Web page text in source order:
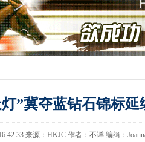
”冀夺蓝钻石锦标延
来源：HKJC 作者：不详 编缉：